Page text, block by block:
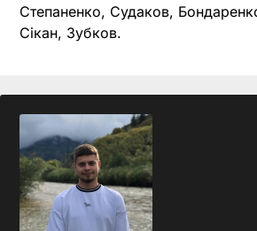
Степаненко, Судаков,
Сікан, Зубков.